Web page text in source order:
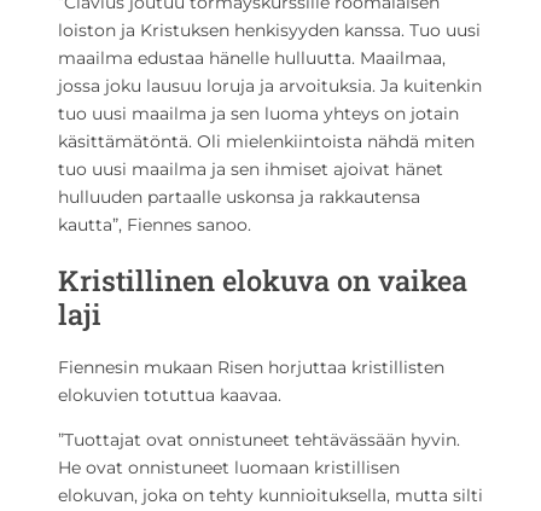
loiston ja Kristuksen henkisyyden kanssa. Tuo uusi
maailma edustaa hänelle hulluutta. Maailmaa,
jossa joku lausuu loruja ja arvoituksia. Ja kuitenkin
tuo uusi maailma ja sen luoma yhteys on jotain
käsittämätöntä. Oli mielenkiintoista nähdä miten
tuo uusi maailma ja sen ihmiset ajoivat hänet
hulluuden partaalle uskonsa ja rakkautensa
kautta”, Fiennes sanoo.
Kristillinen elokuva on vaikea
laji
Fiennesin mukaan Risen horjuttaa kristillisten
elokuvien totuttua kaavaa.
”Tuottajat ovat onnistuneet tehtävässään hyvin.
He ovat onnistuneet luomaan kristillisen
elokuvan, joka on tehty kunnioituksella, mutta silti